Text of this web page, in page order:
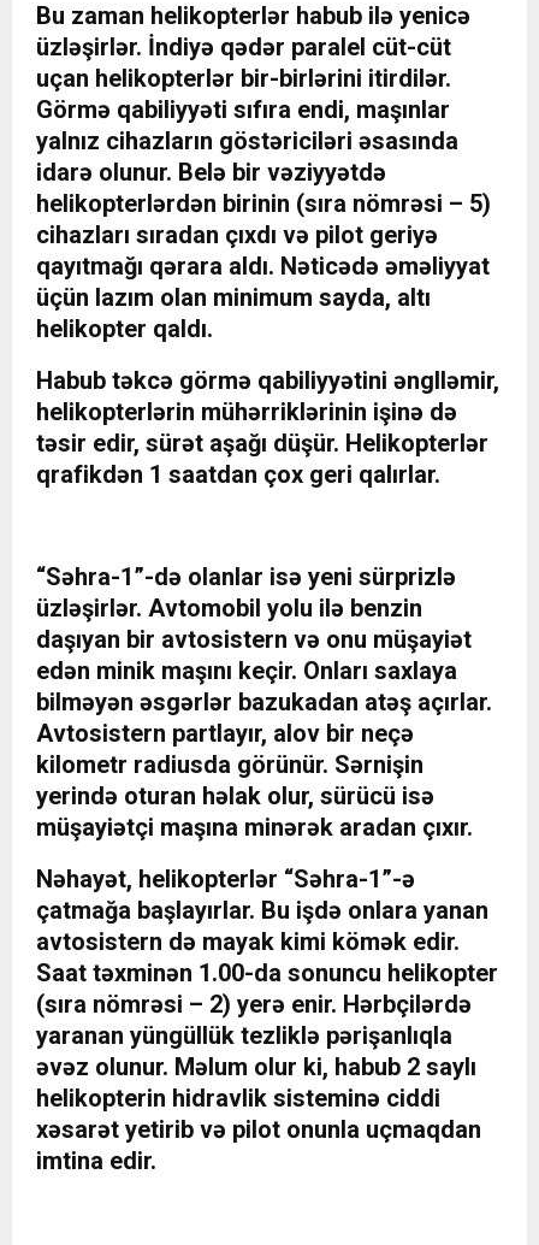
Bu zaman helikopterlər habub ilə yenicə
üzləşirlər. İndiyə qədər paralel cüt-cüt
uçan helikopterlər bir-birlərini itirdilər.
Görmə qabiliyyəti sıfıra endi, maşınlar
yalnız cihazların göstəriciləri əsasında
idarə olunur. Belə bir vəziyyətdə
helikopterlərdən birinin (sıra nömrəsi – 5)
cihazları sıradan çıxdı və pilot geriyə
qayıtmağı qərara aldı. Nəticədə əməliyyat
üçün lazım olan minimum sayda, altı
helikopter qaldı.
Habub təkcə görmə qabiliyyətini ənglləmir,
helikopterlərin mühərriklərinin işinə də
təsir edir, sürət aşağı düşür. Helikopterlər
qrafikdən 1 saatdan çox geri qalırlar.
“Səhra-1”-də olanlar isə yeni sürprizlə
üzləşirlər. Avtomobil yolu ilə benzin
daşıyan bir avtosistern və onu müşayiət
edən minik maşını keçir. Onları saxlaya
bilməyən əsgərlər bazukadan atəş açırlar.
Avtosistern partlayır, alov bir neçə
kilometr radiusda görünür. Sərnişin
yerində oturan həlak olur, sürücü isə
müşayiətçi maşına minərək aradan çıxır.
Nəhayət, helikopterlər “Səhra-1”-ə
çatmağa başlayırlar. Bu işdə onlara yanan
avtosistern də mayak kimi kömək edir.
Saat təxminən 1.00-da sonuncu helikopter
(sıra nömrəsi – 2) yerə enir. Hərbçilərdə
yaranan yüngüllük tezliklə pərişanlıqla
əvəz olunur. Məlum olur ki, habub 2 saylı
helikopterin hidravlik sisteminə ciddi
xəsarət yetirib və pilot onunla uçmaqdan
imtina edir.